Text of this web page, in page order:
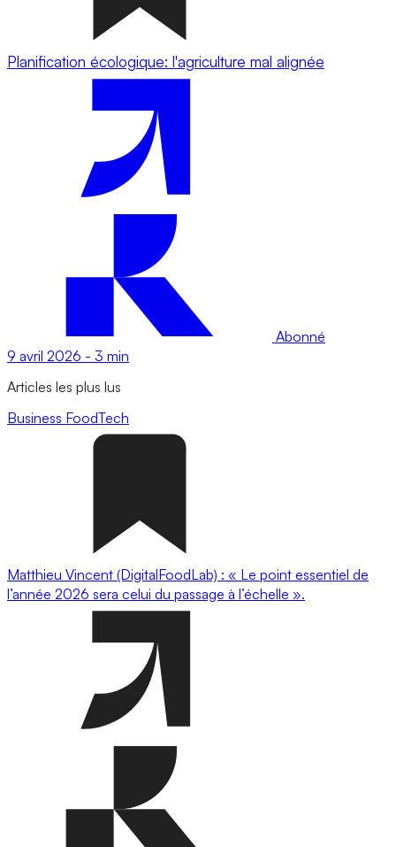
Planification écologique: l'agriculture mal alignée
Abonné
9 avril 2026 - 3 min
Articles les plus lus
Business FoodTech
Matthieu Vincent (DigitalFoodLab) : « Le point essentiel de
l’année 2026 sera celui du passage à l’échelle ».